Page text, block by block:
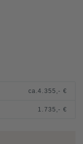
ca.4.355,- €
1.735,- €